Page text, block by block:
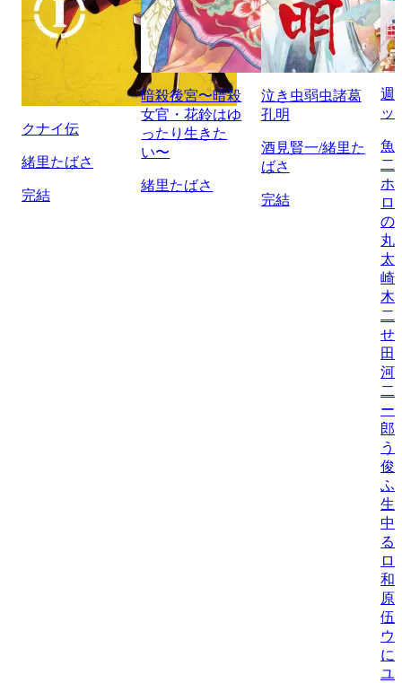
クナイ伝
緒里たばさ
完結
暗殺後宮〜暗殺
女官・花鈴はゆ
ったり生きた
い〜
緒里たばさ
泣き虫弱虫諸葛
孔明
酒見賢一/緒里た
ばさ
完結
週
ッ
魚
二
ホ
ロ
の
丸
太
崎
木
二
せ
田
河
二
ー
郎
う
俊/
ふ
生
中
る
ロ
和
原
伍/
ウ
に
ユ